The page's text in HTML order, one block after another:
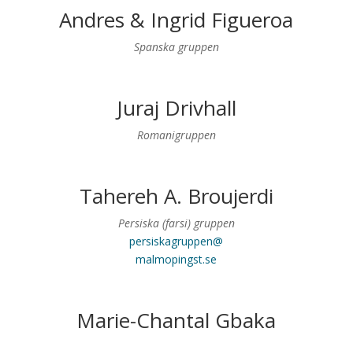
Andres & Ingrid Figueroa
Spanska gruppen
Juraj Drivhall
Romanigruppen
Tahereh A. Broujerdi
Persiska (farsi) gruppen
persiskagruppen@
malmopingst.se
Marie-Chantal Gbaka